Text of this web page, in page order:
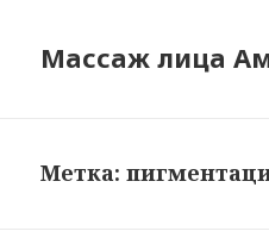
Массаж лица
Метка: